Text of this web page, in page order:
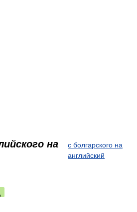
на
с болгарского на
английский